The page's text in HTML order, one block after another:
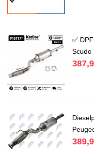
✅
Scudo